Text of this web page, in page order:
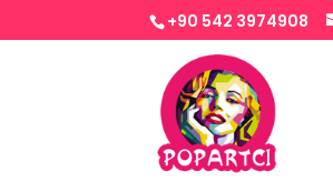
+90 542 3974908